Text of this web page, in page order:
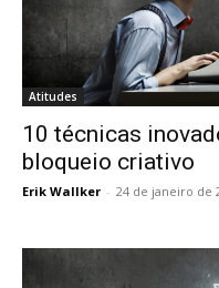
Atitudes
10 técnicas
bloqueio criativo
Erik Wallker - 24 de janeiro de